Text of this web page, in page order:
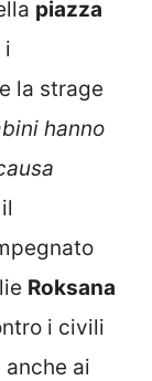
piazza
i
la strage
hanno
Roksana
i civili
anche ai